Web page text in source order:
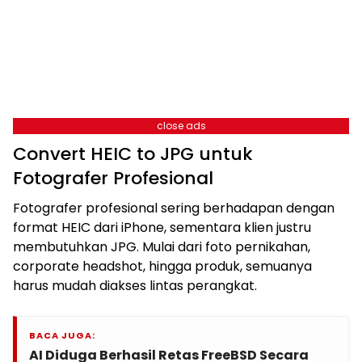
close ads
Convert HEIC to JPG untuk
Fotografer Profesional
Fotografer profesional sering berhadapan dengan
format HEIC dari iPhone, sementara klien justru
membutuhkan JPG. Mulai dari foto pernikahan,
corporate headshot, hingga produk, semuanya
harus mudah diakses lintas perangkat.
BACA JUGA:
AI Diduga Berhasil Retas FreeBSD Secara